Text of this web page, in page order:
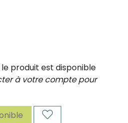
produit est disponible
à votre compte pour